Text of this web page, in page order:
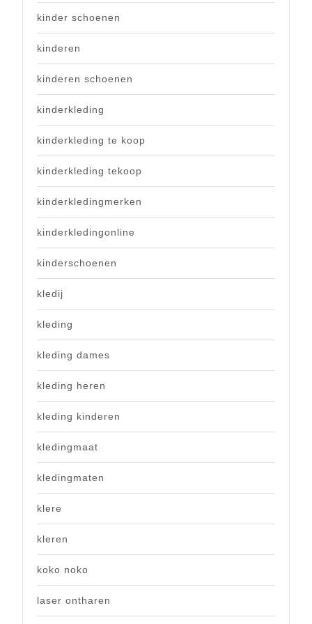
kinder schoenen
kinderen
kinderen schoenen
kinderkleding
kinderkleding te koop
kinderkleding tekoop
kinderkledingmerken
kinderkledingonline
kinderschoenen
kledij
kleding
kleding dames
kleding heren
kleding kinderen
kledingmaat
kledingmaten
klere
kleren
koko noko
laser ontharen